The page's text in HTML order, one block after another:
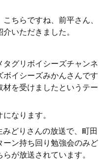
ちらですね、前平さん、
いただきました。
グリボイシーズチャンネ
イシーズみかんさんです
を受けましたというテー
なります。
どりさんの放送で、町田
ーン持ち回り勉強会のみど
が放送されています。